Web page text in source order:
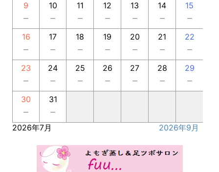
9
－
10
－
11
－
12
－
13
－
14
－
15
－
16
－
17
－
18
－
19
－
20
－
21
－
22
－
23
－
24
－
25
－
26
－
27
－
28
－
29
－
30
－
31
－
2026年7月 2026年9月